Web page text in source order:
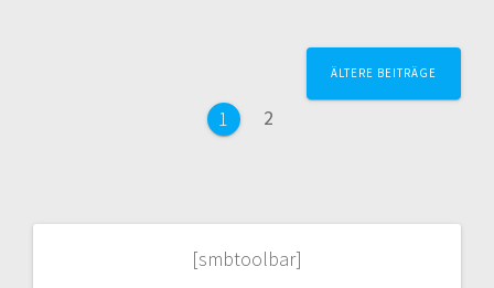
Beitragsnavigation
Seite
1 Seite
2
ÄLTERE BEITRÄGE
[smbtoolbar]